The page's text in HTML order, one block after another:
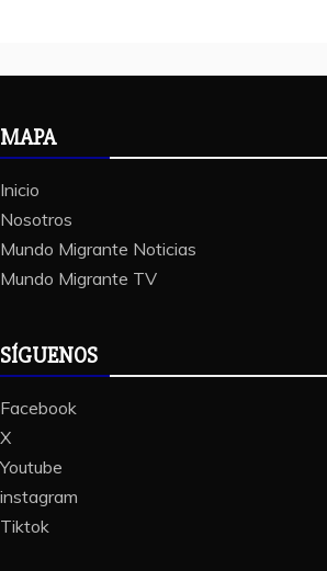
MAPA
Inicio
Nosotros
Mundo Migrante Noticias
Mundo Migrante TV
SÍGUENOS
Facebook
X
Youtube
instagram
Tiktok